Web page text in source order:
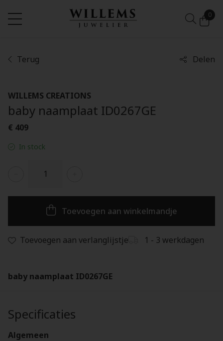
0
Terug Delen
WILLEMS CREATIONS
baby naamplaat ID0267GE
€ 409
In stock
Toevoegen aan winkelmandje
Toevoegen aan verlanglijstje 1 - 3 werkdagen
baby naamplaat ID0267GE
Specificaties
Algemeen